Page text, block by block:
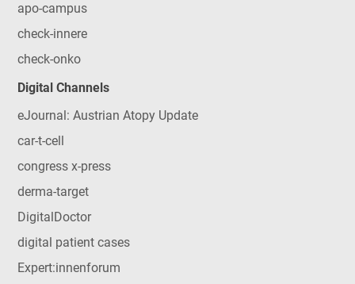
apo-campus
check-innere
check-onko
Digital Channels
eJournal: Austrian Atopy Update
car-t-cell
congress x-press
derma-target
DigitalDoctor
digital patient cases
Expert:innenforum